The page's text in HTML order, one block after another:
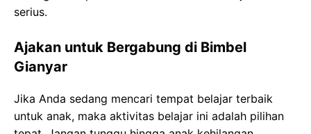
serius.
Ajakan untuk Bergabung di Bimbel
Gianyar
Jika Anda sedang mencari tempat belajar terbaik
untuk anak, maka aktivitas belajar ini adalah pilihan